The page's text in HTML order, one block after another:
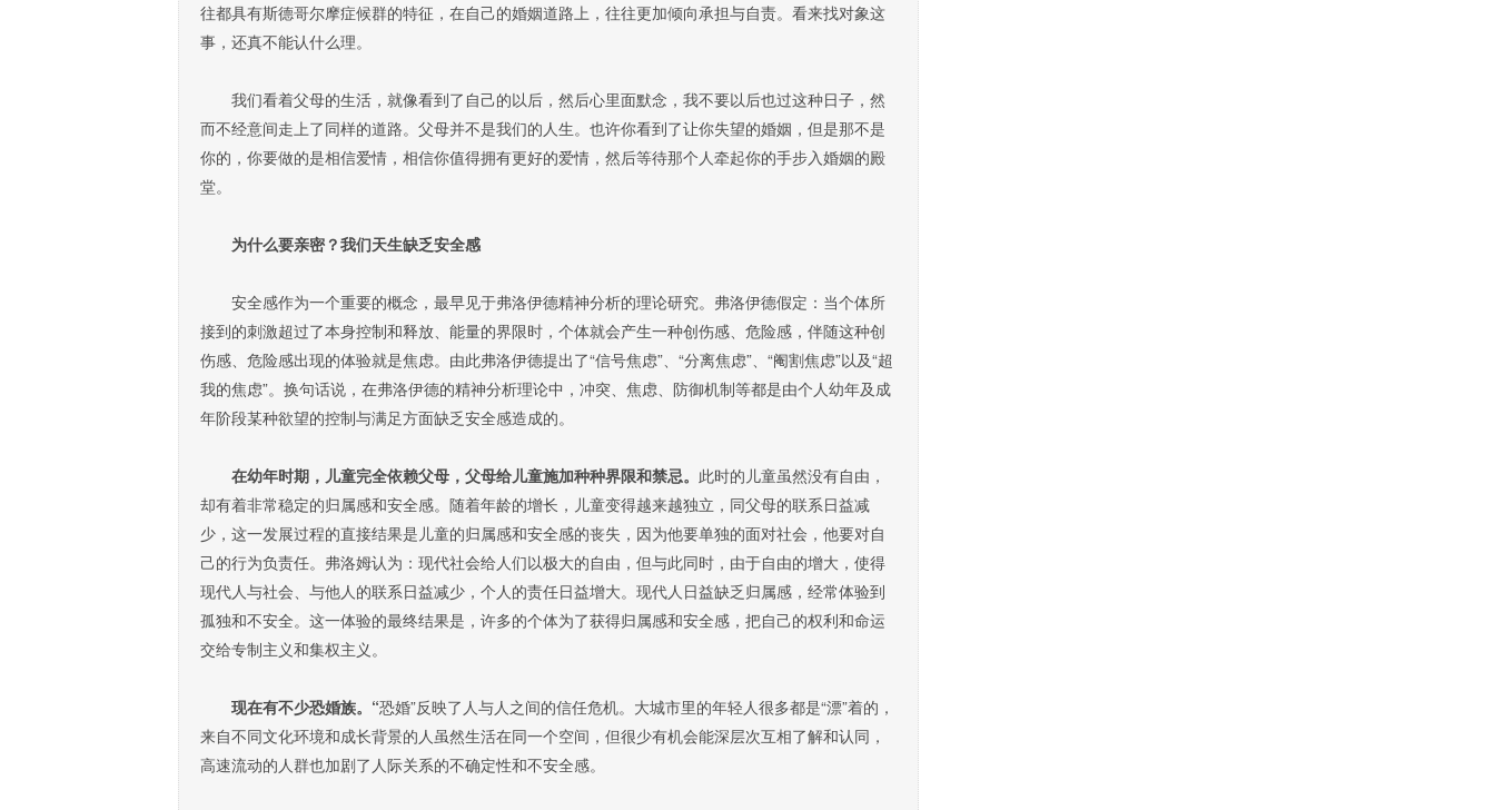
往都具有斯德哥尔摩症候群的特征，在自己的婚姻道路上，往往更加倾向承担与自责。看来找对象这
事，还真不能认什么理。
我们看着父母的生活，就像看到了自己的以后，然后心里面默念，我不要以后也过这种日子，然
而不经意间走上了同样的道路。父母并不是我们的人生。也许你看到了让你失望的婚姻，但是那不是
你的，你要做的是相信爱情，相信你值得拥有更好的爱情，然后等待那个人牵起你的手步入婚姻的殿
堂。
为什么要亲密？我们天生缺乏安全感
安全感作为一个重要的概念，最早见于弗洛伊德精神分析的理论研究。弗洛伊德假定：当个体所
接到的刺激超过了本身控制和释放、能量的界限时，个体就会产生一种创伤感、危险感，伴随这种创
伤感、危险感出现的体验就是焦虑。由此弗洛伊德提出了“信号焦虑”、“分离焦虑”、“阉割焦虑”以及“超
我的焦虑”。换句话说，在弗洛伊德的精神分析理论中，冲突、焦虑、防御机制等都是由个人幼年及成
年阶段某种欲望的控制与满足方面缺乏安全感造成的。
在幼年时期，儿童完全依赖父母，父母给儿童施加种种界限和禁忌。 此时的儿童虽然没有自由，
却有着非常稳定的归属感和安全感。随着年龄的增长，儿童变得越来越独立，同父母的联系日益减
少，这一发展过程的直接结果是儿童的归属感和安全感的丧失，因为他要单独的面对社会，他要对自
己的行为负责任。弗洛姆认为：现代社会给人们以极大的自由，但与此同时，由于自由的增大，使得
现代人与社会、与他人的联系日益减少，个人的责任日益增大。现代人日益缺乏归属感，经常体验到
孤独和不安全。这一体验的最终结果是，许多的个体为了获得归属感和安全感，把自己的权利和命运
交给专制主义和集权主义。
现在有不少恐婚族。“恐婚”反映了人与人之间的信任危机。大城市里的年轻人很多都是“漂”着的，
来自不同文化环境和成长背景的人虽然生活在同一个空间，但很少有机会能深层次互相了解和认同，
高速流动的人群也加剧了人际关系的不确定性和不安全感。